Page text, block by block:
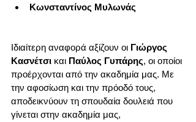
Κωνσταντίνος Μυλωνάς
Ιδιαίτερη αναφορά αξίζουν οι Γιώργος
Κασνέτσι και Παύλος Γυπάρης, οι οποίοι
προέρχονται από την ακαδημία μας. Με
την αφοσίωση και την πρόοδό τους,
αποδεικνύουν τη σπουδαία δουλειά που
γίνεται στην ακαδημία μας,